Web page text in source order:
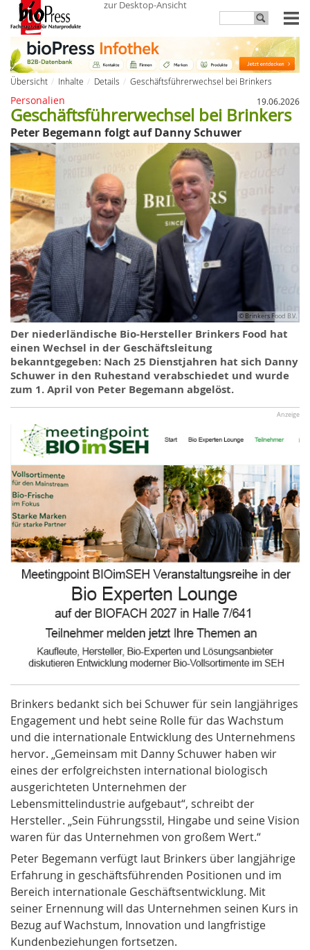
zur Desktop-Ansicht
Übersicht Inhalte Details Geschäftsführerwechsel bei Brinkers
Personalien 19.06.2026
Geschäftsführerwechsel bei Brinkers
Peter Begemann folgt auf Danny Schuwer
© Brinkers Food B.V.
Der niederländische Bio-Hersteller Brinkers Food hat
einen Wechsel in der Geschäftsleitung
bekanntgegeben: Nach 25 Dienstjahren hat sich Danny
Schuwer in den Ruhestand verabschiedet und wurde
zum 1. April von Peter Begemann abgelöst.
Anzeige
Brinkers bedankt sich bei Schuwer für sein langjähriges
Engagement und hebt seine Rolle für das Wachstum
und die internationale Entwicklung des Unternehmens
hervor. „Gemeinsam mit Danny Schuwer haben wir
eines der erfolgreichsten international biologisch
ausgerichteten Unternehmen der
Lebensmittelindustrie aufgebaut“, schreibt der
Hersteller. „Sein Führungsstil, Hingabe und seine Vision
waren für das Unternehmen von großem Wert.“
Peter Begemann verfügt laut Brinkers über langjährige
Erfahrung in geschäftsführenden Positionen und im
Bereich internationale Geschäftsentwicklung. Mit
seiner Ernennung will das Unternehmen seinen Kurs in
Bezug auf Wachstum, Innovation und langfristige
Kundenbeziehungen fortsetzen.